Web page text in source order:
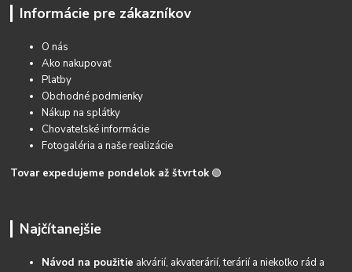
Informácie pre zákazníkov
O nás
Ako nakupovať
Platby
Obchodné podmienky
Nákup na splátky
Chovateľské informácie
Fotogaléria a naše realizácie
Tovar expedujeme pondelok až štvrtok 🟢
Najčítanejšie
Návod na použitie akvárií, akvaterárií, terárií a niekoľko rád a